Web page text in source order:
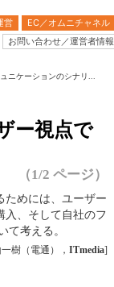
営 EC／オムニチャネル
お問い合わせ／運営者情報
ケーションのシナリ...
ー視点で
（1/2 ページ）
ためには、ユーザー
入、そして自社のフ
て考える。
樹（電通）， ITmedia]